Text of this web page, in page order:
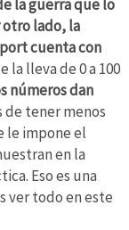
la guerra que lo
otro lado, la
cuenta con
la lleva de 0 a 100
números dan
de tener menos
le impone el
en la
Eso es una
ver todo en este